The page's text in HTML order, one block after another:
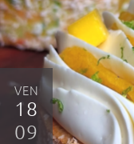
VEN
18
09